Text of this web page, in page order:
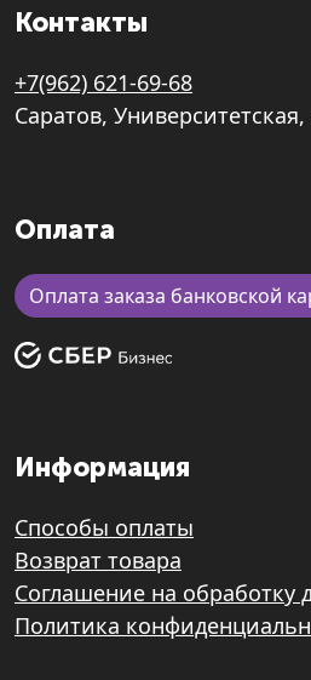
Контакты
+7(962) 621-69-68
Саратов, Университетская,
Оплата
Оплата заказа банковской
Информация
Способы оплаты
Возврат товара
Соглашение на обработку
Политика